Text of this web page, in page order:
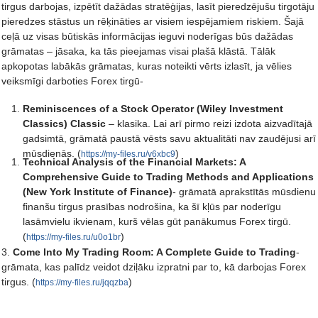
tirgus darbojas, izpētīt dažādas stratēģijas, lasīt pieredzējušu tirgotāju
pieredzes stāstus un rēķināties ar visiem iespējamiem riskiem. Šajā
ceļā uz visas būtiskās informācijas ieguvi noderīgas būs dažādas
grāmatas – jāsaka, ka tās pieejamas visai plašā klāstā. Tālāk
apkopotas labākās grāmatas, kuras noteikti vērts izlasīt, ja vēlies
veiksmīgi darboties Forex tirgū-
Reminiscences of a Stock Operator (Wiley Investment
Classics) Classic – klasika. Lai arī pirmo reizi izdota aizvadītajā
gadsimtā, grāmatā paustā vēsts savu aktualitāti nav zaudējusi arī
mūsdienās. (https://my-files.ru/v6xbc9)
Technical Analysis of the Financial Markets: A
Comprehensive Guide to Trading Methods and Applications
(New York Institute of Finance)- grāmatā aprakstītās mūsdienu
finanšu tirgus prasības nodrošina, ka šī kļūs par noderīgu
lasāmvielu ikvienam, kurš vēlas gūt panākumus Forex tirgū.
(https://my-files.ru/u0o1br)
3. Come Into My Trading Room: A Complete Guide to Trading-
grāmata, kas palīdz veidot dziļāku izpratni par to, kā darbojas Forex
tirgus. (https://my-files.ru/jqqzba)